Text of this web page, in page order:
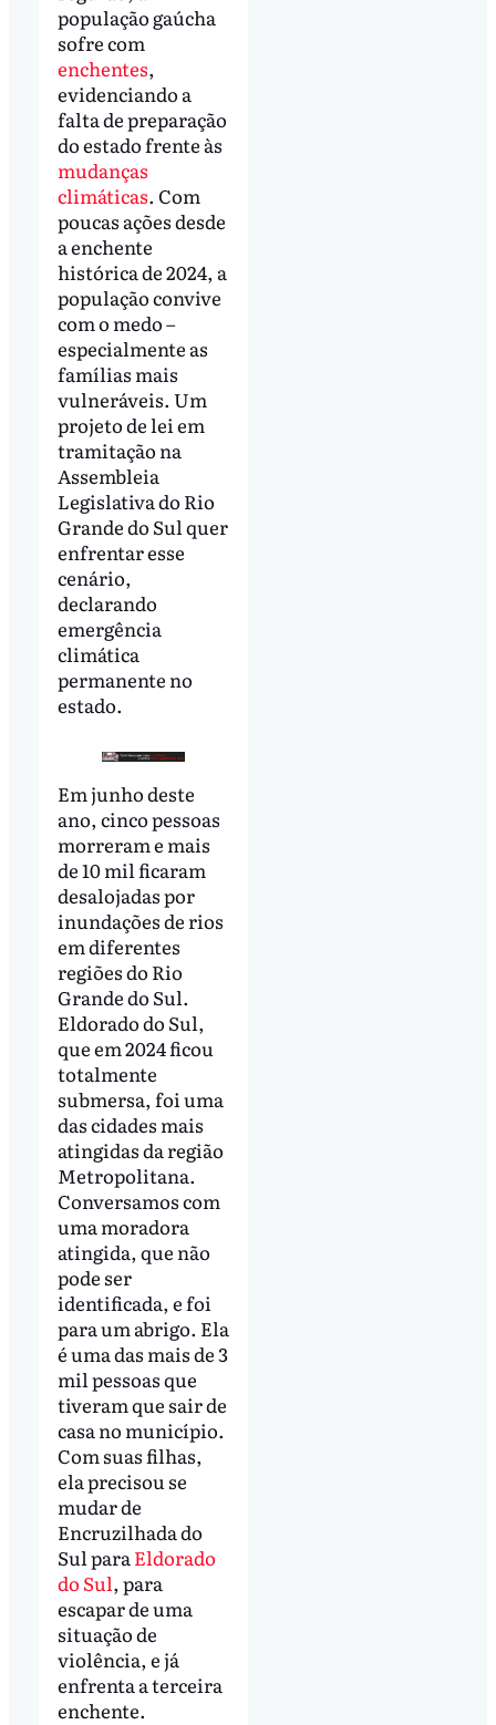
população gaúcha
sofre com
enchentes,
evidenciando a
falta de preparação
do estado frente às
mudanças
climáticas. Com
poucas ações desde
a enchente
histórica de 2024, a
população convive
com o medo –
especialmente as
famílias mais
vulneráveis. Um
projeto de lei em
tramitação na
Assembleia
Legislativa do Rio
Grande do Sul quer
enfrentar esse
cenário,
declarando
emergência
climática
permanente no
estado.
Em junho deste
ano, cinco pessoas
morreram e mais
de 10 mil ficaram
desalojadas por
inundações de rios
em diferentes
regiões do Rio
Grande do Sul.
Eldorado do Sul,
que em 2024 ficou
totalmente
submersa, foi uma
das cidades mais
atingidas da região
Metropolitana.
Conversamos com
uma moradora
atingida, que não
pode ser
identificada, e foi
para um abrigo. Ela
é uma das mais de 3
mil pessoas que
tiveram que sair de
casa no município.
Com suas filhas,
ela precisou se
mudar de
Encruzilhada do
Sul para Eldorado
do Sul, para
escapar de uma
situação de
violência, e já
enfrenta a terceira
enchente.